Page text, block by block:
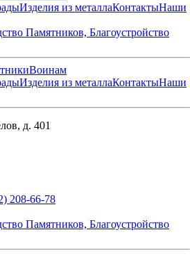
Изделия из металлаКонтактыНаши
Памятников, Благоустройство
Воинам
Изделия из металлаКонтактыНаши
д. 401
208-66-78
Памятников, Благоустройство